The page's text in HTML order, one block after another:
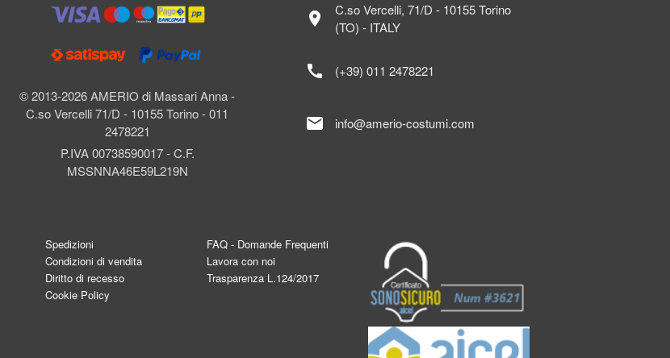
© 2013-2026 AMERIO di Massari Anna -
C.so Vercelli 71/D - 10155 Torino - 011
2478221
P.IVA 00738590017 - C.F.
MSSNNA46E59L219N
location_on
C.so Vercelli, 71/D - 10155 Torino
(TO) - ITALY
call (+39) 011 2478221
mail info@amerio-costumi.com
Spedizioni
Condizioni di vendita
Diritto di recesso
Cookie Policy
FAQ - Domande Frequenti
Lavora con noi
Trasparenza L.124/2017